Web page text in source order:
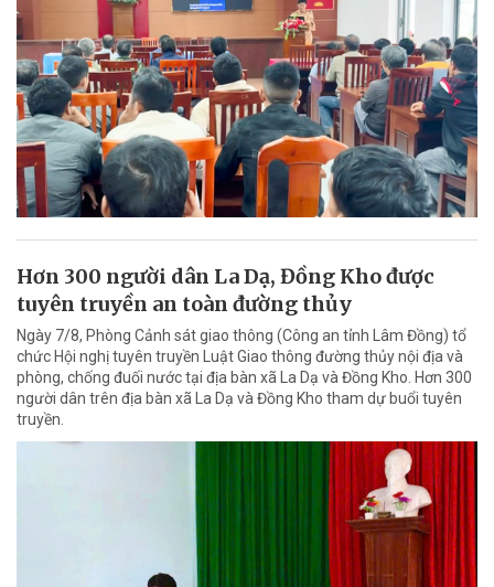
Hơn 300 người dân La Dạ, Đồng Kho được
tuyên truyền an toàn đường thủy
Ngày 7/8, Phòng Cảnh sát giao thông (Công an tỉnh Lâm Đồng) tổ
chức Hội nghị tuyên truyền Luật Giao thông đường thủy nội địa và
phòng, chống đuối nước tại địa bàn xã La Dạ và Đồng Kho. Hơn 300
người dân trên địa bàn xã La Dạ và Đồng Kho tham dự buổi tuyên
truyền.